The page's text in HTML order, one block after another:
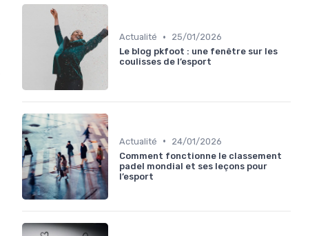
Actualité •
25/01/2026
Le blog pkfoot : une fenêtre sur les
coulisses de l’esport
Actualité •
24/01/2026
Comment fonctionne le classement
padel mondial et ses leçons pour
l’esport